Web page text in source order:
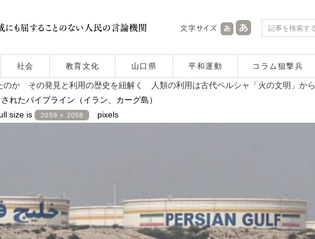
社会 教育文化 山口県 平和運動 コラム狙撃兵
のか その発見と利用の歴史を紐解く 人類の利用は古代ペルシャ「火の文明」から
れたパイプライン（イラン、カーグ島）
size is 2059 × 2058 pixels